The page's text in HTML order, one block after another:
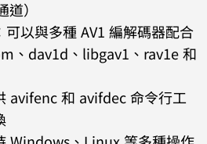
）
可以與多種 AV1 編解碼器配合
、dav1d、libgav1、rav1e 和
avifenc 和 avifdec 命令行工